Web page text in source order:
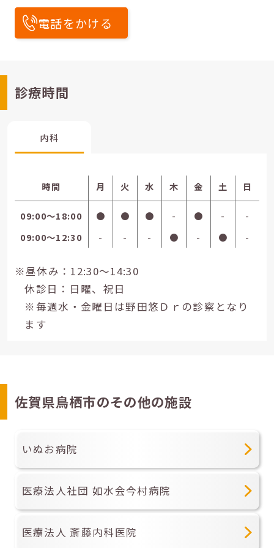
電話をかける
診療時間
内科
時間 月 火 水 木 金 土 日
09:00〜18:00 ● ● ● - ● -
-
09:00〜12:30
- - - ● - ● -
※昼休み：12:30～14:30
休診日：日曜、祝日
※毎週水・金曜日は野田悠Ｄｒの診察となり
ます
佐賀県鳥栖市のその他の施設
いぬお病院
医療法人社団 如水会今村病院
医療法人 斎藤内科医院